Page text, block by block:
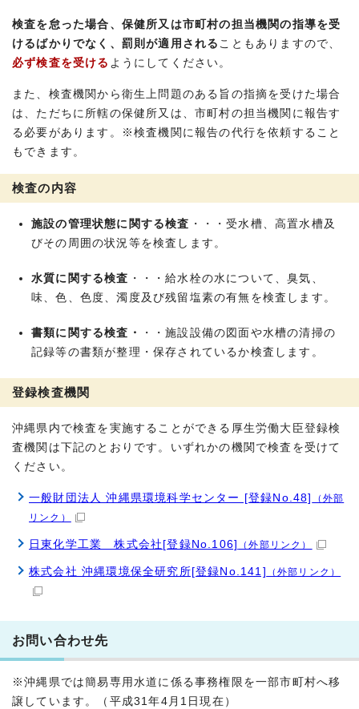
検査を怠った場合、保健所又は市町村の担当機関の指導を受
けるばかりでなく、罰則が適用される こともありますので、
必ず検査を受ける ようにしてください。
また、検査機関から衛生上問題のある旨の指摘を受けた場合
は、ただちに所轄の保健所又は、市町村の担当機関に報告す
る必要があります。※検査機関に報告の代行を依頼すること
もできます。
検査の内容
施設の管理状態に関する検査 ・・・受水槽、高置水槽及
びその周囲の状況等を検査します。
水質に関する検査 ・・・給水栓の水について、臭気、
味、色、色度、濁度及び残留塩素の有無を検査します。
書類に関する検査・
・・施設設備の図面や水槽の清掃の
記録等の書類が整理・保存されているか検査します。
登録検査機関
沖縄県内で検査を実施することができる厚生労働大臣登録検
査機関は下記のとおりです。いずれかの機関で検査を受けて
ください。
一般財団法人 沖縄県環境科学センター [登録No.48]
（外部
リンク）
日東化学工業 株式会社[登録No.106] （外部リンク）
株式会社 沖縄環境保全研究所[登録No.141] （外部リンク）
お問い合わせ先
※沖縄県では簡易専用水道に係る事務権限を一部市町村へ移
譲しています。（平成31年4月1日現在）